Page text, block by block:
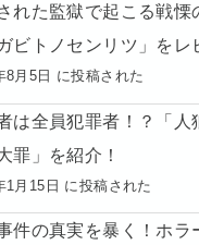
れた監獄で起こる戦慄
ビトノセンリツ」をレ
8月5日 に投稿された
は全員犯罪者！？「
罪」を紹介！
1月15日 に投稿された
件の真実を暴く！ホラ